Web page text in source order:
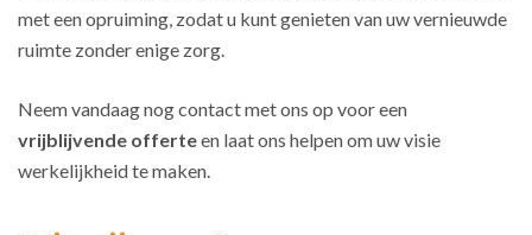
met een opruiming, zodat u kunt genieten van uw vernieuwde
ruimte zonder enige zorg.
Neem vandaag nog contact met ons op voor een
vrijblijvende offerteen laat ons helpen om uw visie
werkelijkheid te maken.